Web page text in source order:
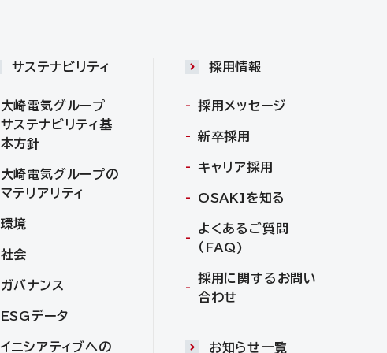
サステナビリティ
大崎電気グループ
サステナビリティ基
本方針
大崎電気グループの
マテリアリティ
環境
社会
ガバナンス
ESGデータ
イニシアティブへの
採用情報
採用メッセージ
新卒採用
キャリア採用
OSAKIを知る
よくあるご質問
（FAQ)
採用に関するお問い
合わせ
お知らせ一覧